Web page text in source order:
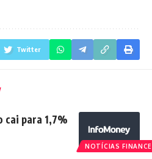
Twitter
NOTÍCIAS
cai para 1,7%